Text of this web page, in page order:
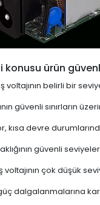
konusu ürün
belirli bir
güvenli sınırların
kısa devre
güvenli
voltajının çok düşük
dalgalanmalarına